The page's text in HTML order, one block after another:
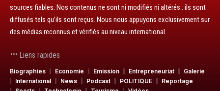
sources fiables. Nos contenus ne sont ni modifiés ni altérés : ils sont
diffusés tels qu’ils sont reçus. Nous nous appuyons exclusivement sur
des médias reconnus et vérifiés au niveau international.
Liens rapides
Biographies Economie Emission Entrepreneuriat
Galerie
International
News Podcast POLITIQUE
Reportage